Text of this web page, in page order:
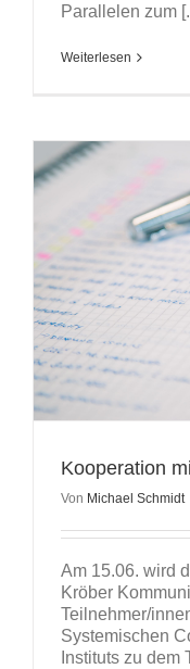
Parallelen zum
Weiterlesen
Kooperation
Von Michael Schmidt
Am 15.06. wird
Kröber
Teilnehmer/
Systemischen
Instituts zu dem